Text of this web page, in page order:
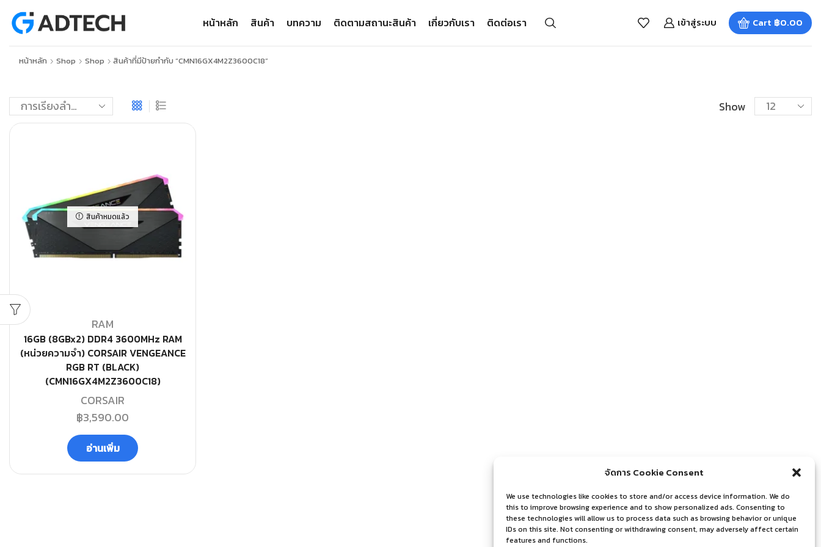
จัดการ Cookie Consent
We use technologies like cookies to store and/or access device information. We do
this to improve browsing experience and to show personalized ads. Consenting to
these technologies will allow us to process data such as browsing behavior or unique
IDs on this site. Not consenting or withdrawing consent, may adversely affect certain
features and functions.
หน้าหลัก สินค้า บทความ ติดตามสถานะสินค้า เกี่ยวกับเรา ติดต่อเรา เข้าสู่ระบบ Cart ฿0.00
หน้าหลัก Shop Shop สินค้าที่มีป้ายกำกับ “CMN16GX4M2Z3600C18”
Show
สินค้าหมดแล้ว
RAM
16GB (8GBx2) DDR4 3600MHz RAM
(หน่วยความจำ) CORSAIR VENGEANCE
RGB RT (BLACK)
(CMN16GX4M2Z3600C18)
CORSAIR
฿3,590.00
อ่านเพิ่ม